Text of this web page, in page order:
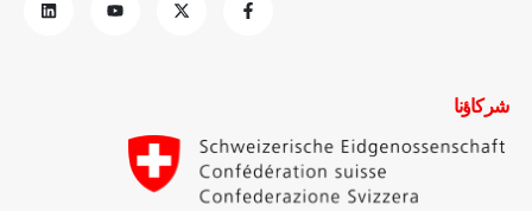
شركاؤنا